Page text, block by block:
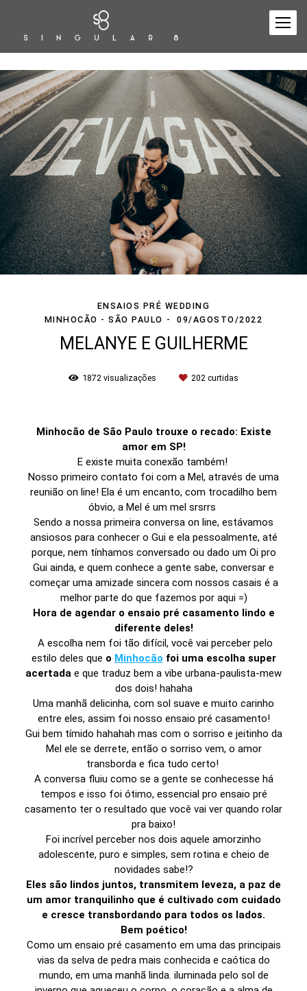
ENSAIOS PRÉ WEDDING
MINHOCÃO - SÃO PAULO
09/AGOSTO/2022
MELANYE E GUILHERME
1872 visualizações 202 curtidas
Minhocão de São Paulo trouxe o recado: Existe
amor em SP!
E existe muita conexão também!
Nosso primeiro contato foi com a Mel, através de uma
reunião on line! Ela é um encanto, com trocadilho bem
óbvio, a Mel é um mel srsrrs
Sendo a nossa primeira conversa on line, estávamos
ansiosos para conhecer o Gui e ela pessoalmente, até
porque, nem tínhamos conversado ou dado um Oi pro
Gui ainda, e quem conhece a gente sabe, conversar e
começar uma amizade sincera com nossos casais é a
melhor parte do que fazemos por aqui =)
Hora de agendar o ensaio pré casamento lindo e
diferente deles!
A escolha nem foi tão difícil, você vai perceber pelo
estilo deles que o Minhocão foi uma escolha super
acertada e que traduz bem a vibe urbana-paulista-mew
dos dois! hahaha
Uma manhã delicinha, com sol suave e muito carinho
entre eles, assim foi nosso ensaio pré casamento!
Gui bem tímido hahahah mas com o sorriso e jeitinho da
Mel ele se derrete, então o sorriso vem, o amor
transborda e fica tudo certo!
A conversa fluiu como se a gente se conhecesse há
tempos e isso foi ótimo, essencial pro ensaio pré
casamento ter o resultado que você vai ver quando rolar
pra baixo!
Foi incrível perceber nos dois aquele amorzinho
adolescente, puro e simples, sem rotina e cheio de
novidades sabe!?
Eles são lindos juntos, transmitem leveza, a paz de
um amor tranquilinho que é cultivado com cuidado
e cresce transbordando para todos os lados.
Bem poético!
Como um ensaio pré casamento em uma das principais
vias da selva de pedra mais conhecida e caótica do
mundo, em uma manhã linda. iluminada pelo sol de